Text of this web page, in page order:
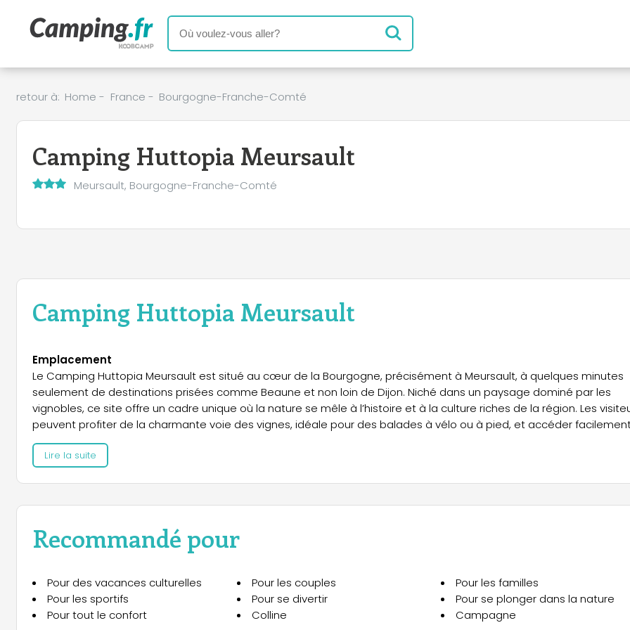
retour à: Home - France - Bourgogne-Franche-Comté
Camping Huttopia Meursault
Meursault, Bourgogne-Franche-Comté
Camping Huttopia Meursault
Emplacement
Le Camping Huttopia Meursault est situé au cœur de la Bourgogne, précisément à Meursault, à quelques minutes
seulement de destinations prisées comme Beaune et non loin de Dijon. Niché dans un paysage dominé par les
vignobles, ce site offre un cadre unique où la nature se mêle à l’histoire et à la culture riches de la région. Les
peuvent profiter de la charmante voie des vignes, idéale pour des balades à vélo ou à pied, et accéder
des sites emblématiques tels que les Hospices de Beaune, le Château de Cîteaux et le célèbre Château de
Pommard.
Le camping propose un large choix d’hébergements conçus pour répondre à tous les besoins en matière de
personnes, comprenant 2 chambres, une cuisine entièrement équipée, une terrasse panoramique et une grande
baie vitrée offrant une vue imprenable sur les vignobles et la voie des vignes. La TENTE TRAPPEUR DUO est parfaite
et enchanteur. Le CHALET EVASION est un hébergement familial pour 5 personnes, comprenant 2 chambres, une
cuisine complète, une salle de bain et une terrasse, tandis que le CHALET EVASION VISTA se distingue par ses
baies vitrées et son ambiance moderne et lumineuse, parfait pour des vacances en famille. Pour une expérience
Lire la suite
Recommandé pour
Pour des vacances culturelles Pour les couples
Pour les familles
Pour les sportifs
Pour se divertir
Pour se plonger dans la nature
Pour tout le confort
Colline Campagne